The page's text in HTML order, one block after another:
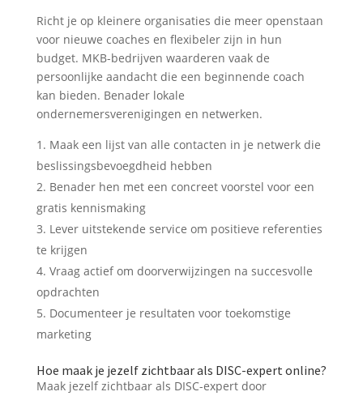
Richt je op kleinere organisaties die meer openstaan
voor nieuwe coaches en flexibeler zijn in hun
budget. MKB-bedrijven waarderen vaak de
persoonlijke aandacht die een beginnende coach
kan bieden. Benader lokale
ondernemersverenigingen en netwerken.
Maak een lijst van alle contacten in je netwerk die
beslissingsbevoegdheid hebben
Benader hen met een concreet voorstel voor een
gratis kennismaking
Lever uitstekende service om positieve referenties
te krijgen
Vraag actief om doorverwijzingen na succesvolle
opdrachten
Documenteer je resultaten voor toekomstige
marketing
Hoe maak je jezelf zichtbaar als DISC-expert online?
Maak jezelf zichtbaar als DISC-expert door